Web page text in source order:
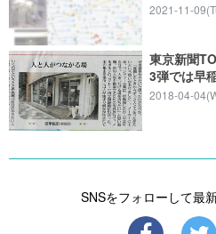
2021-11-
東京新聞
3弾では早
2018-04-
SNSをフォローして最